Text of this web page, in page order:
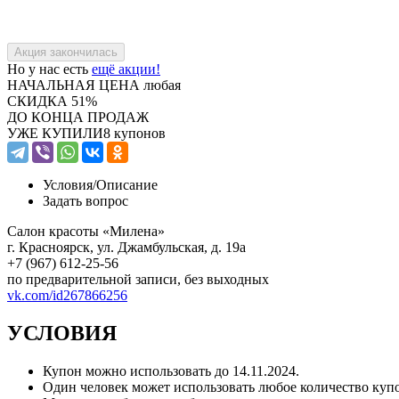
Но у нас есть ещё акции!
НАЧАЛЬНАЯ ЦЕНА любая
СКИДКА 51%
ДО КОНЦА ПРОДАЖ
УЖЕ КУПИЛИ8 купонов
Условия/Описание
Задать вопрос
Салон красоты «Милена»
г. Красноярск, ул. Джамбульская, д. 19а
+7 (967) 612-25-56
по предварительной записи, без выходных
vk.com/id267866256
УСЛОВИЯ
Купон можно использовать до 14.11.2024.
Один человек может использовать любое количество